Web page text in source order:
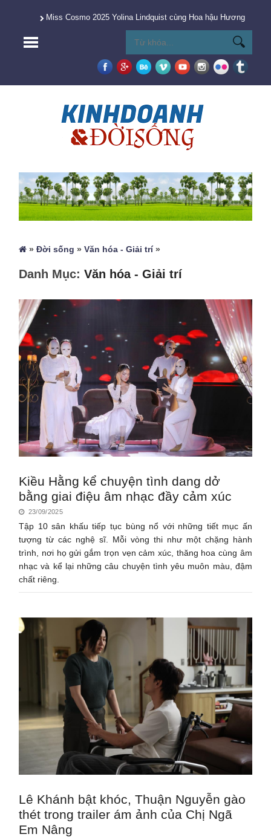
Miss Cosmo 2025 Yolina Lindquist cùng Hoa hậu Hương
»Đời sống »Văn hóa - Giải trí»
Danh Mục:Văn hóa - Giải trí
Kiều Hằng kể chuyện tình dang dở
bằng giai điệu âm nhạc đầy cảm xúc
23/09/2025
Tập 10 sân khấu tiếp tục bùng nổ với những tiết mục ấn
tượng từ các nghệ sĩ. Mỗi vòng thi như một chặng hành
trình, nơi họ gửi gắm trọn vẹn cảm xúc, thăng hoa cùng âm
nhạc và kể lại những câu chuyện tình yêu muôn màu, đậm
chất riêng.
Lê Khánh bật khóc, Thuận Nguyễn gào
thét trong trailer ám ảnh của Chị Ngã
Em Nâng